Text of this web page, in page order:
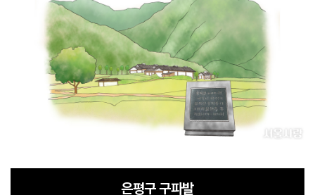
은평구 구파발